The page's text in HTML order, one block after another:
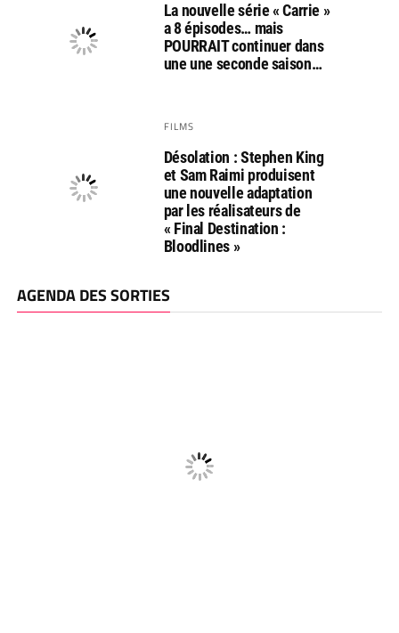
La nouvelle série « Carrie »
a 8 épisodes… mais
POURRAIT continuer dans
une une seconde saison…
FILMS
Désolation : Stephen King
et Sam Raimi produisent
une nouvelle adaptation
par les réalisateurs de
« Final Destination :
Bloodlines »
AGENDA DES SORTIES